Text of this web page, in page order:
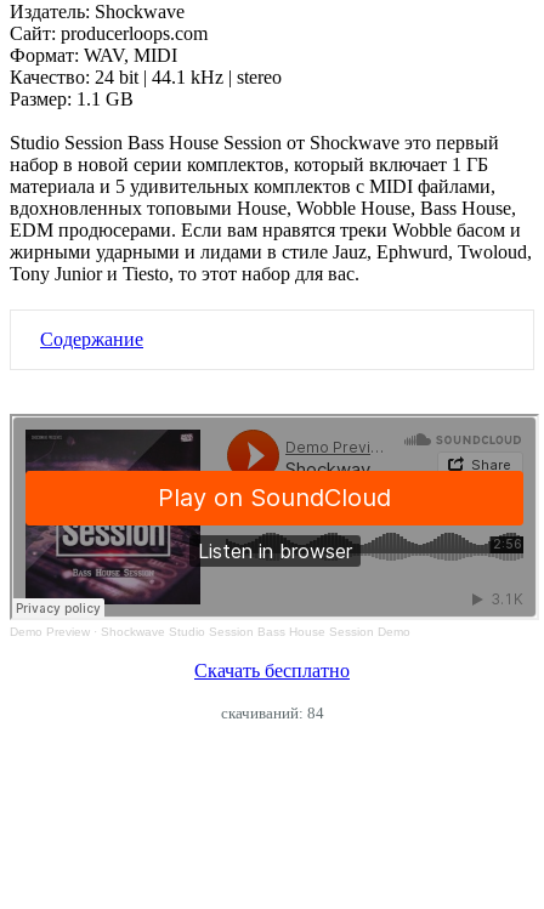
Издатель: Shockwave
Сайт: producerloops.com
Формат: WAV, MIDI
Качество: 24 bit | 44.1 kHz | stereo
Размер: 1.1 GB
Studio Session Bass House Session от Shockwave это первый
набор в новой серии комплектов, который включает 1 ГБ
материала и 5 удивительных комплектов с MIDI файлами,
вдохновленных топовыми House, Wobble House, Bass House,
EDM продюсерами. Если вам нравятся треки Wobble басом и
жирными ударными и лидами в стиле Jauz, Ephwurd, Twoloud,
Tony Junior и Tiesto, то этот набор для вас.
Содержание
Demo Preview · Shockwave Studio Session Bass House Session Demo
Скачать бесплатно
cкачиваний: 84